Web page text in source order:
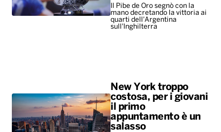
Il Pibe de Oro segnò con la
mano decretando la vittoria ai
quarti dell'Argentina
sull'Inghilterra
New York troppo
costosa, per i giovani
il primo
appuntamento è un
salasso